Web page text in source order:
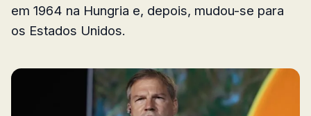
em 1964 na Hungria e, depois, mudou-se para
os Estados Unidos.